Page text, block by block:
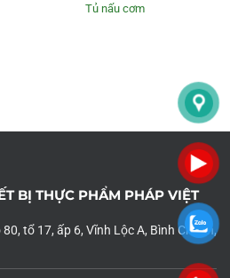
Tủ nấu cơm
BỊ THỰC PHẨM PHÁP VIỆT
tổ 17, ấp 6, Vĩnh Lộc A, Bình Chánh,